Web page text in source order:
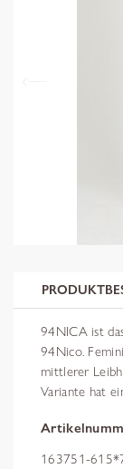
94NICA ist
94Nico.
mittlerer
Variante hat
163751-